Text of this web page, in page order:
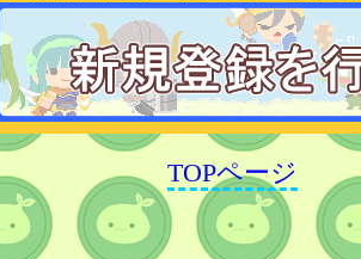
TOPページ